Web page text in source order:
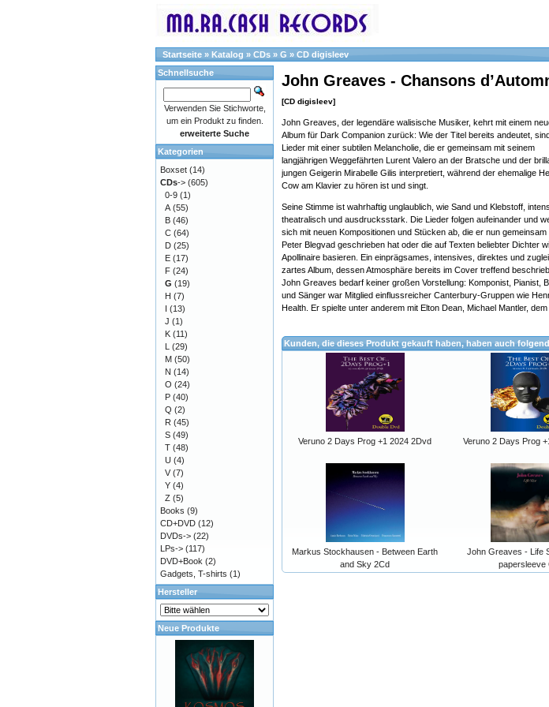
Startseite » Katalog » CDs » G » CD digisleev
John Greaves - Chansons
[CD digisleev]
John Greaves, der legendäre walisische Musiker, kehrt mit einem
Album für Dark Companion zurück: Wie der Titel bereits andeutet,
Lieder mit einer subtilen Melancholie, die er gemeinsam mit seinem
langjährigen Weggefährten Lurent Valero an der Bratsche und der
jungen Geigerin Mirabelle Gilis interpretiert, während der ehemalige
Cow am Klavier zu hören ist und singt.
Seine Stimme ist wahrhaftig unglaublich, wie Sand und Klebstoff,
theatralisch und ausdrucksstark. Die Lieder folgen aufeinander und
sich mit neuen Kompositionen und Stücken ab, die er nun gemeinsam
Peter Blegvad geschrieben hat oder die auf Texten beliebter Dichter
Apollinaire basieren. Ein einprägsames, intensives, direktes und
zartes Album, dessen Atmosphäre bereits im Cover treffend
John Greaves bedarf keiner großen Vorstellung: Komponist, Pianist,
und Sänger war Mitglied einflussreicher Canterbury-Gruppen wie
Health. Er spielte unter anderem mit Elton Dean, Michael Mantler,
Kunden, die dieses Produkt gekauft haben, haben auch
Veruno 2 Days Prog +1 2024 2Dvd Veruno 2 Days Prog
Markus Stockhausen - Between Earth
and Sky 2Cd
John Greaves - Life
papersleeve
Schnellsuche
Verwenden Sie Stichworte,
um ein Produkt zu finden.
erweiterte Suche
Kategorien
Boxset (14)
CDs-> (605)
0-9 (1)
A (55)
B (46)
C (64)
D (25)
E (17)
F (24)
G (19)
H (7)
I (13)
J (1)
K (11)
L (29)
M (50)
N (14)
O (24)
P (40)
Q (2)
R (45)
S (49)
T (48)
U (4)
V (7)
Y (4)
Z (5)
Books (9)
CD+DVD (12)
DVDs-> (22)
LPs-> (117)
DVD+Book (2)
Gadgets, T-shirts (1)
Hersteller
Neue Produkte